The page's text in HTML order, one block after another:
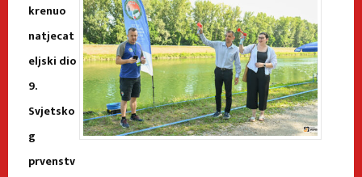
krenuo
natjecat
eljski dio
9.
Svjetsko
g
prvenstv